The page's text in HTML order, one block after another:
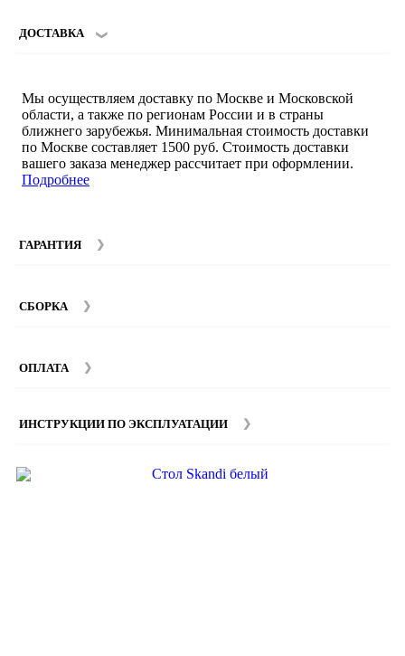
ДОСТАВКА
Мы осуществляем доставку по Москве и Московской
области, а также по регионам России и в страны
ближнего зарубежья. Минимальная стоимость доставки
по Москве составляет 1500 руб. Стоимость доставки
вашего заказа менеджер рассчитает при оформлении.
Подробнее
ГАРАНТИЯ
составляет 12 месяцев с момента покупки при
СБОРКА
Стоимость сборки зависит от количества и моделей
ОПЛАТА
ИНСТРУКЦИИ ПО ЭКСПЛУАТАЦИИ